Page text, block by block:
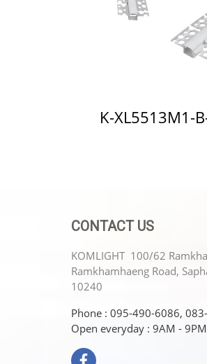
K-XL5513M1-
CONTACT US
KOMLIGHT 100/62
Ramkhamhaeng Road,
10240
Phone : 095-490-6086,
Open everyday : 9AM - 9PM